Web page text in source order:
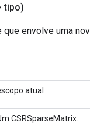
tipo)
envolve uma
atual
CSRSparseMatrix.